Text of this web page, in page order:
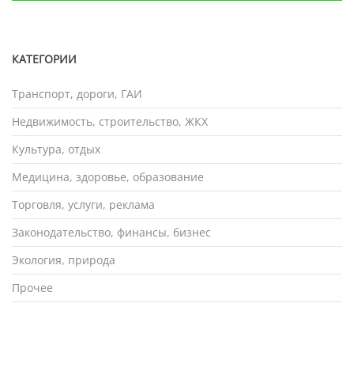
КАТЕГОРИИ
Транспорт, дороги, ГАИ
Недвижимость, строительство, ЖКХ
Культура, отдых
Медицина, здоровье, образование
Торговля, услуги, реклама
Законодательство, финансы, бизнес
Экология, природа
Прочее